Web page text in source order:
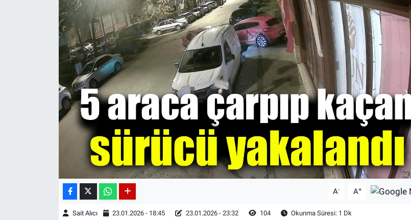
A- A+
Sait Alıcı 23.01.2026 - 18:45 23.01.2026 - 23:32 104 Okunma Süresi: 1 Dk